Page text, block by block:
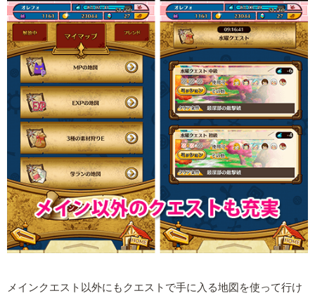
メインクエスト以外にもクエストで手に入る地図を使って行け